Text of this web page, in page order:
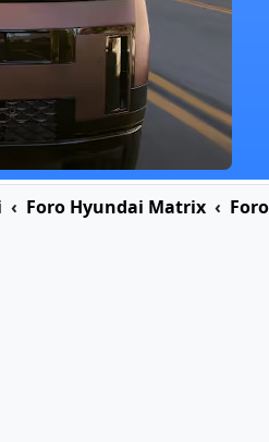
Foro Hyundai Matrix